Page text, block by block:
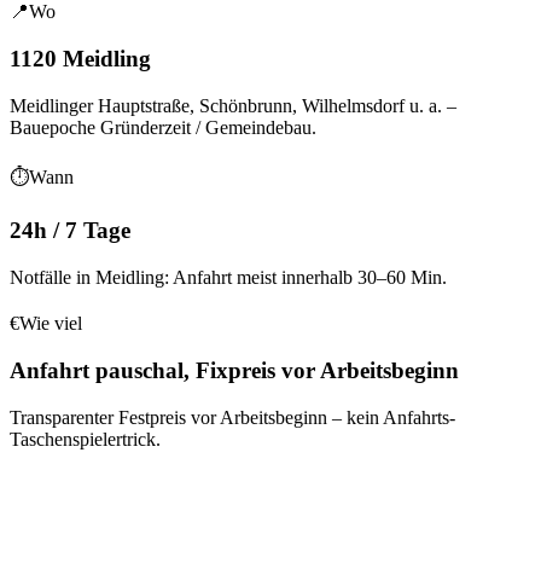
📍Wo
1120 Meidling
Meidlinger Hauptstraße, Schönbrunn, Wilhelmsdorfu. a. –
Bauepoche Gründerzeit / Gemeindebau.
⏱Wann
24h / 7 Tage
Notfälle in Meidling: Anfahrt meist innerhalb 30–60 Min.
€Wie viel
Anfahrt pauschal, Fixpreis vor Arbeitsbeginn
Transparenter Festpreis vor Arbeitsbeginn – kein Anfahrts-
Taschenspielertrick.